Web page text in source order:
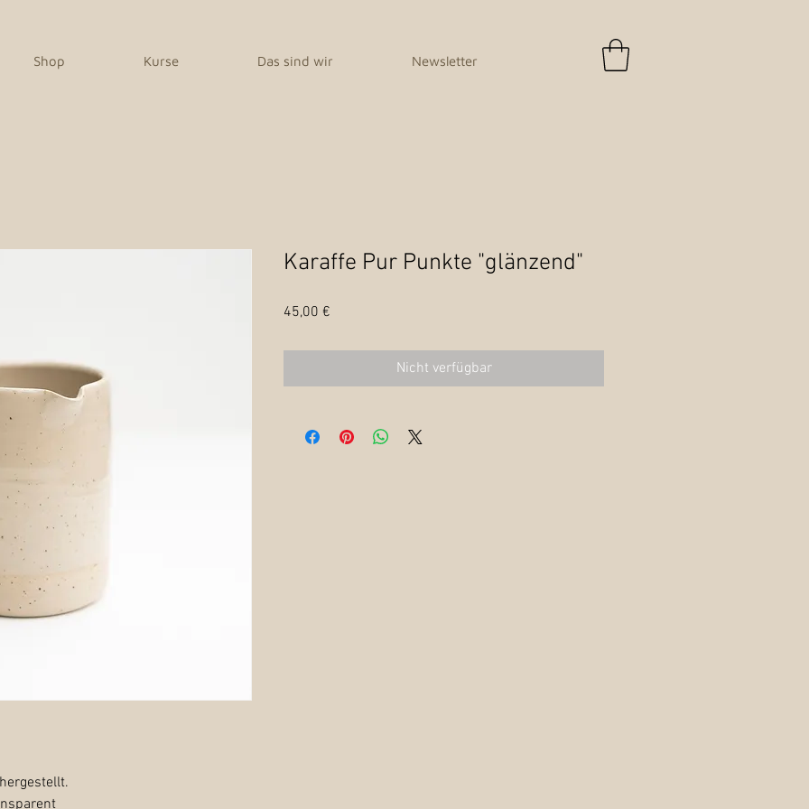
Shop Kurse Das sind wir Newsletter
Karaffe Pur Punkte "glänzend"
45,00 €
Nicht verfügbar